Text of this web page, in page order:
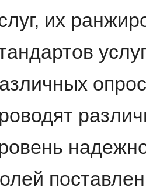
их